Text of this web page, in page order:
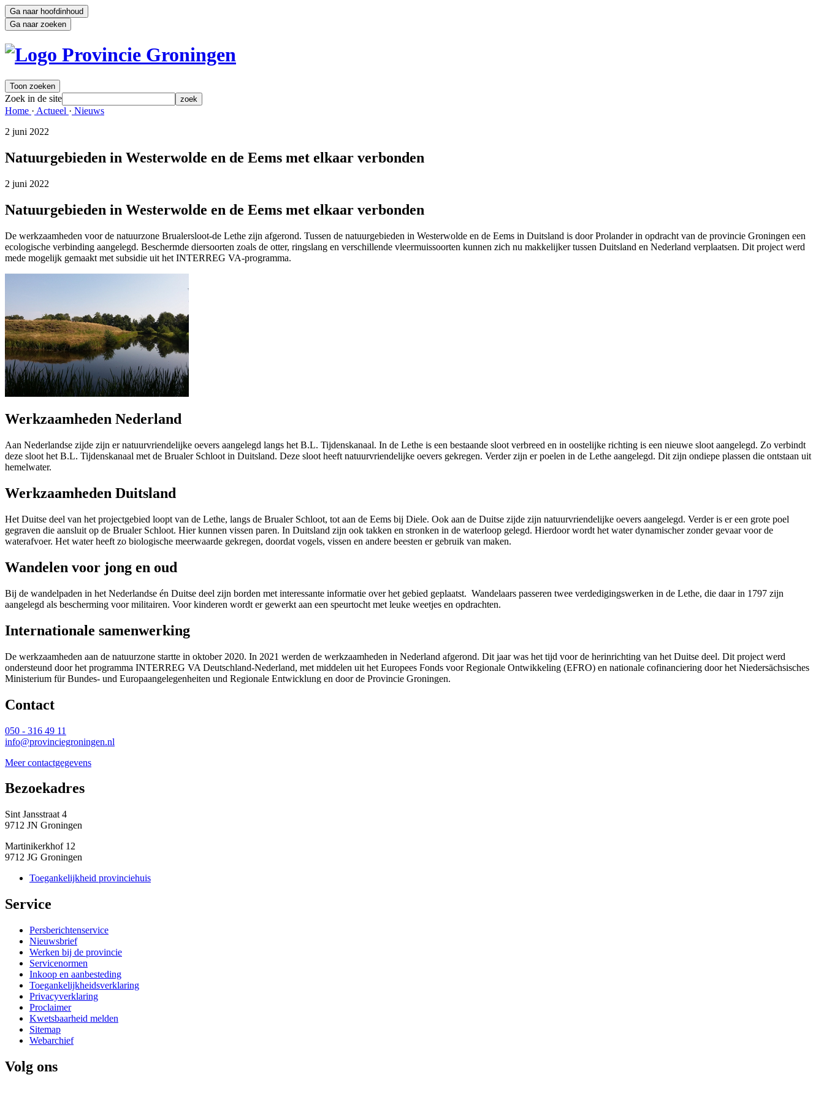
Ga naar hoofdinhoud
Ga naar zoeken
Toon zoeken
Zoek in de site zoek
Home · Actueel · Nieuws
2 juni 2022
Natuurgebieden in Westerwolde en de Eems met elkaar verbonden
2 juni 2022
Natuurgebieden in Westerwolde en de Eems met elkaar verbonden
De werkzaamheden voor de natuurzone Brualersloot-de Lethe zijn afgerond. Tussen de natuurgebieden in Westerwolde en de Eems in Duitsland is door Prolander in opdracht van de provincie Groningen een
ecologische verbinding aangelegd. Beschermde diersoorten zoals de otter, ringslang en verschillende vleermuissoorten kunnen zich nu makkelijker tussen Duitsland en Nederland verplaatsen. Dit project werd
mede mogelijk gemaakt met subsidie uit het INTERREG VA-programma.
Werkzaamheden Nederland
Aan Nederlandse zijde zijn er natuurvriendelijke oevers aangelegd langs het B.L. Tijdenskanaal. In de Lethe is een bestaande sloot verbreed en in oostelijke richting is een nieuwe sloot aangelegd. Zo verbindt
deze sloot het B.L. Tijdenskanaal met de Brualer Schloot in Duitsland. Deze sloot heeft natuurvriendelijke oevers gekregen. Verder zijn er poelen in de Lethe aangelegd. Dit zijn ondiepe plassen die ontstaan uit
hemelwater.
Werkzaamheden Duitsland
Het Duitse deel van het projectgebied loopt van de Lethe, langs de Brualer Schloot, tot aan de Eems bij Diele. Ook aan de Duitse zijde zijn natuurvriendelijke oevers aangelegd. Verder is er een grote poel
gegraven die aansluit op de Brualer Schloot. Hier kunnen vissen paren. In Duitsland zijn ook takken en stronken in de waterloop gelegd. Hierdoor wordt het water dynamischer zonder gevaar voor de
waterafvoer. Het water heeft zo biologische meerwaarde gekregen, doordat vogels, vissen en andere beesten er gebruik van maken.
Wandelen voor jong en oud
Bij de wandelpaden in het Nederlandse én Duitse deel zijn borden met interessante informatie over het gebied geplaatst. Wandelaars passeren twee verdedigingswerken in de Lethe, die daar in 1797 zijn
aangelegd als bescherming voor militairen. Voor kinderen wordt er gewerkt aan een speurtocht met leuke weetjes en opdrachten.
Internationale samenwerking
De werkzaamheden aan de natuurzone startte in oktober 2020. In 2021 werden de werkzaamheden in Nederland afgerond. Dit jaar was het tijd voor de herinrichting van het Duitse deel. Dit project werd
ondersteund door het programma INTERREG VA Deutschland-Nederland, met middelen uit het Europees Fonds voor Regionale Ontwikkeling (EFRO) en nationale cofinanciering door het Niedersächsisches
Ministerium für Bundes- und Europaangelegenheiten und Regionale Entwicklung en door de Provincie Groningen.
Contact
050 - 316 49 11
info@provinciegroningen.nl
Meer contactgegevens
Bezoekadres
Sint Jansstraat 4
9712 JN Groningen
Martinikerkhof 12
9712 JG Groningen
Toegankelijkheid provinciehuis
Service
Persberichtenservice
Nieuwsbrief
Werken bij de provincie
Servicenormen
Inkoop en aanbesteding
Toegankelijkheidsverklaring
Privacyverklaring
Proclaimer
Kwetsbaarheid melden
Sitemap
Webarchief
Volg ons